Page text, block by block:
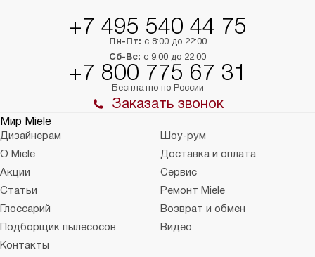
+7 495 540 44 75
Пн-Пт: с 8:00 до 22:00
Сб-Вс: с 9:00 до 22:00
+7 800 775 67 31
Бесплатно по России
Заказать звонок
Мир Miele
Дизайнерам
Шоу-рум
О Miele
Доставка и оплата
Акции
Сервис
Статьи
Ремонт Miele
Глоссарий
Возврат и обмен
Подборщик пылесосов
Видео
Контакты